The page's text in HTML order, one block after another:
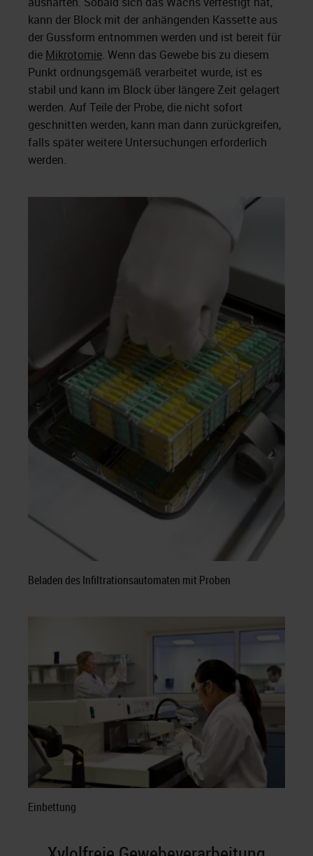
kann der Block mit der anhängenden Kassette aus
der Gussform entnommen werden und ist bereit für
die Mikrotomie. Wenn das Gewebe bis zu diesem
Punkt ordnungsgemäß verarbeitet wurde, ist es
stabil und kann im Block über längere Zeit gelagert
werden. Auf Teile der Probe, die nicht sofort
geschnitten werden, kann man dann zurückgreifen,
falls später weitere Untersuchungen erforderlich
werden.
Beladen des Infiltrationsautomaten mit Proben
Einbettung